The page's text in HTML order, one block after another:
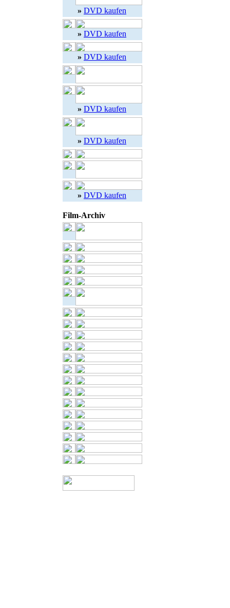
» DVD kaufen
» DVD kaufen
» DVD kaufen
» DVD kaufen
» DVD kaufen
» DVD kaufen
Film-Archiv